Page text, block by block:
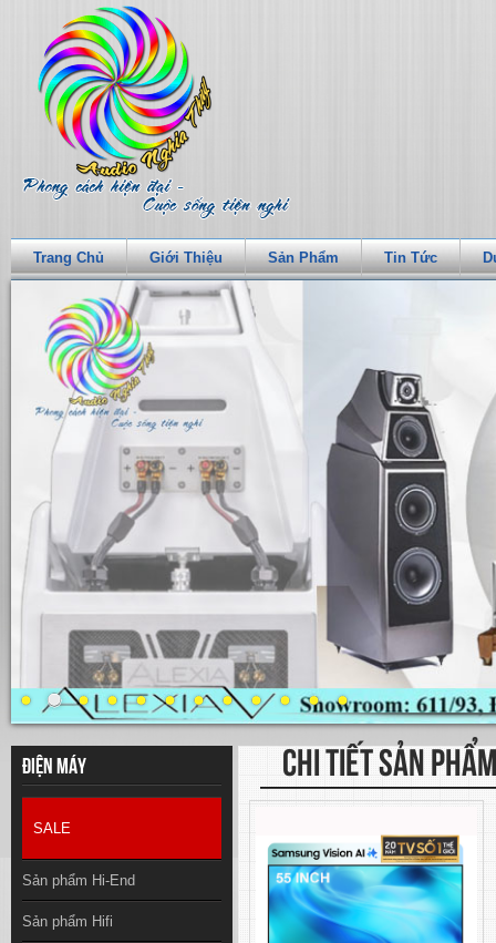
Trang Chủ Giới Thiệu Sản Phẩm Tin Tức
Điện máy
SALE
Sản phẩm Hi-End
Sản phẩm Hifi
CHI TIẾT SẢN PHẨM